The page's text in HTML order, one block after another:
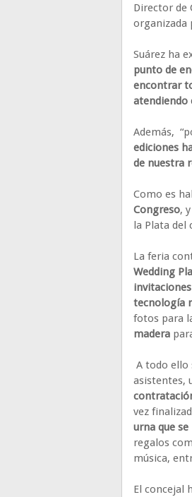
Director de
organizada
Suárez ha
punto de
encontrar
atendiendo
Además,
ediciones
de nuestra
Como es
Congreso,
la Plata del
La feria
Wedding
tecnología
fotos para
madera
A todo ello
asistentes,
vez
urna que
regalos
música,
El concejal